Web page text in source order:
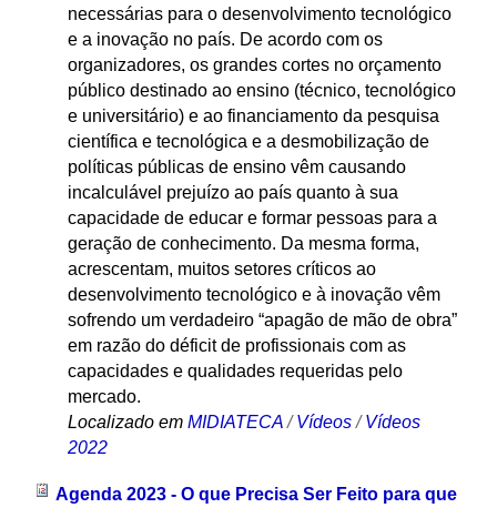
necessárias para o desenvolvimento tecnológico
e a inovação no país. De acordo com os
organizadores, os grandes cortes no orçamento
público destinado ao ensino (técnico, tecnológico
e universitário) e ao financiamento da pesquisa
científica e tecnológica e a desmobilização de
políticas públicas de ensino vêm causando
incalculável prejuízo ao país quanto à sua
capacidade de educar e formar pessoas para a
geração de conhecimento. Da mesma forma,
acrescentam, muitos setores críticos ao
desenvolvimento tecnológico e à inovação vêm
sofrendo um verdadeiro “apagão de mão de obra”
em razão do déficit de profissionais com as
capacidades e qualidades requeridas pelo
mercado.
Localizado em MIDIATECA /Vídeos /Vídeos
2022
Agenda 2023 - O que Precisa Ser Feito para que